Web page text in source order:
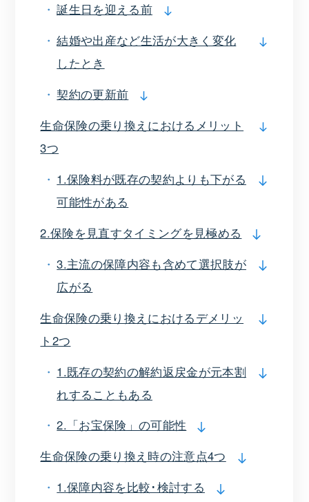
誕生日を迎える前
結婚や出産など生活が大きく変化
したとき
契約の更新前
生命保険の乗り換えにおけるメリット
3つ
1.保険料が既存の契約よりも下がる
可能性がある
2.保険を見直すタイミングを見極める
3.主流の保障内容も含めて選択肢が
広がる
生命保険の乗り換えにおけるデメリッ
ト2つ
1.既存の契約の解約返戻金が元本割
れすることもある
2.「お宝保険」の可能性
生命保険の乗り換え時の注意点4つ
1.保障内容を比較･検討する